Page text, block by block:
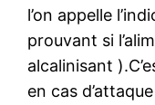
l’on appelle
prouvant si
alcalinisant
en cas